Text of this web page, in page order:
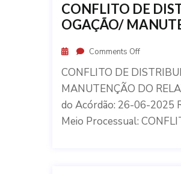
CONFLITO DE
OGAÇÃO/
Comments Off
CONFLITO DE
MANUTENÇÃO DO
do Acórdão: 26-06-2025
Meio Processual: